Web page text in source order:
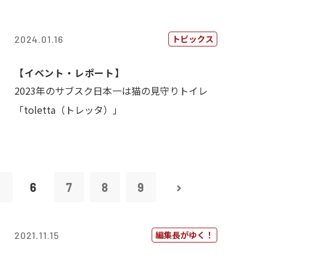
2024.01.16 トピックス
【イベント・レポート】
2023年のサブスク日本一は猫の見守りトイレ
「toletta（トレッタ）」
6 7 8 9
2021.11.15 編集長がゆく！